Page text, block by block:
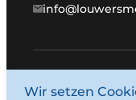
Wir setzen